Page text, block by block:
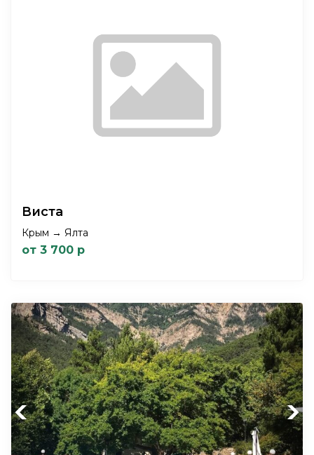
Виста
Крым → Ялта
от 3 700 р
Previous Next